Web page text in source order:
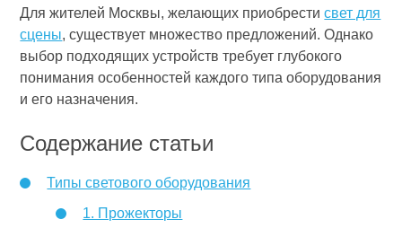
Для жителей Москвы, желающих приобрестисвет для
сцены, существует множество предложений. Однако
выбор подходящих устройств требует глубокого
понимания особенностей каждого типа оборудования
и его назначения.
Содержание статьи
Типы светового оборудования
1. Прожекторы